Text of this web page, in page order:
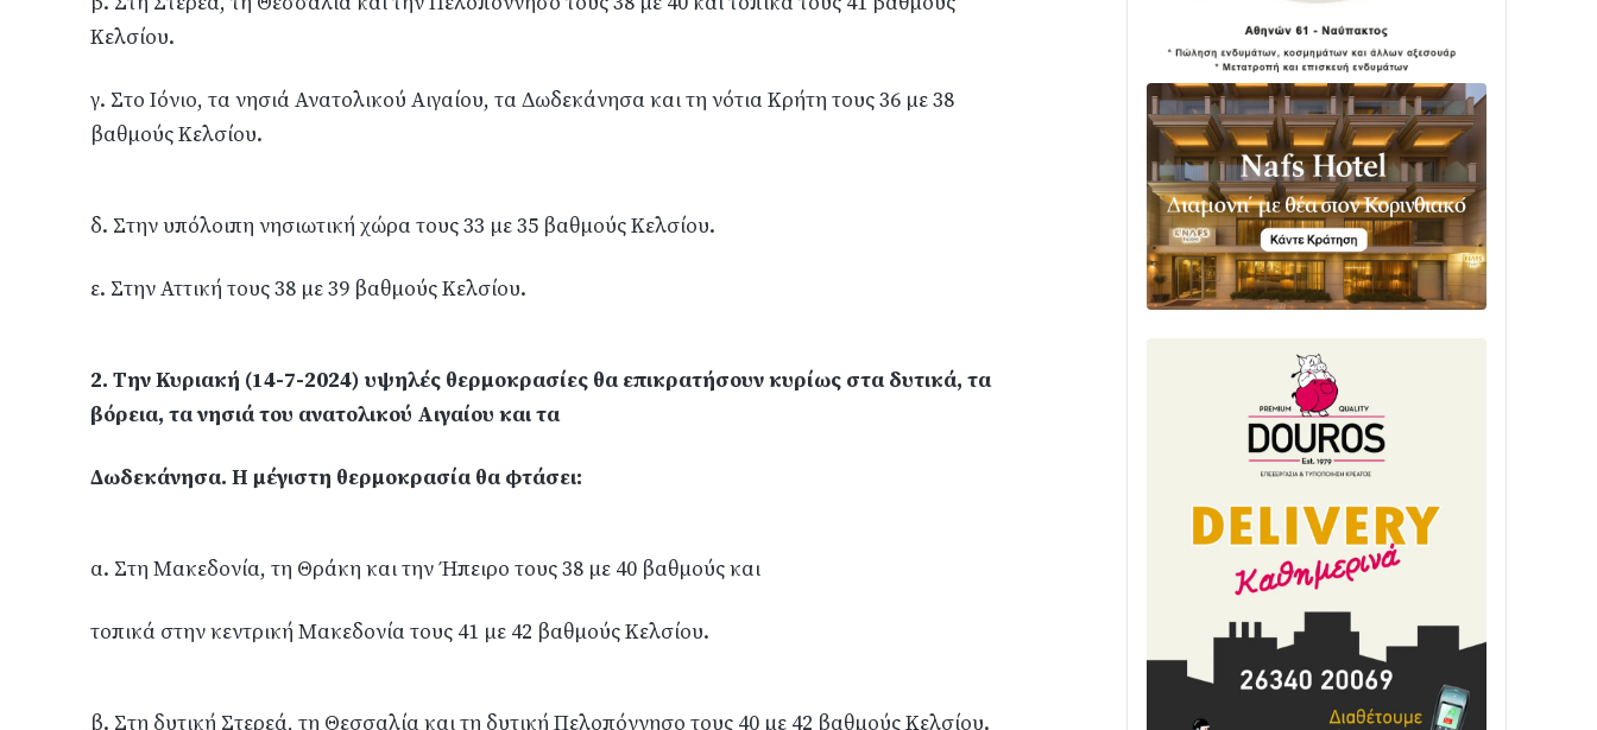
Κελσίου.
γ. Στο Ιόνιο, τα νησιά Ανατολικού Αιγαίου, τα Δωδεκάνησα και τη νότια Κρήτη τους 36 με 38
βαθμούς Κελσίου.
δ. Στην υπόλοιπη νησιωτική χώρα τους 33 με 35 βαθμούς Κελσίου.
ε. Στην Αττική τους 38 με 39 βαθμούς Κελσίου.
2. Την Κυριακή (14-7-2024) υψηλές θερμοκρασίες θα επικρατήσουν κυρίως στα δυτικά, τα
βόρεια, τα νησιά του ανατολικού Αιγαίου και τα
Δωδεκάνησα. Η μέγιστη θερμοκρασία θα φτάσει:
α. Στη Μακεδονία, τη Θράκη και την Ήπειρο τους 38 με 40 βαθμούς και
τοπικά στην κεντρική Μακεδονία τους 41 με 42 βαθμούς Κελσίου.
β. Στη δυτική Στερεά, τη Θεσσαλία και τη δυτική Πελοπόννησο τους 40 με 42 βαθμούς Κελσίου.